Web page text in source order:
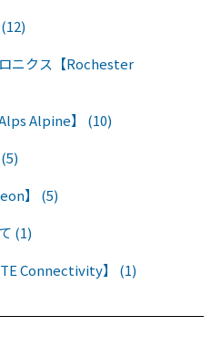
ニクス【Rochester
Alpine】 (10)
】 (5)
(1)
Connectivity】 (1)